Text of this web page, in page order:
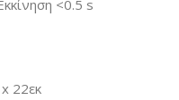
<0.5 s
22εκ